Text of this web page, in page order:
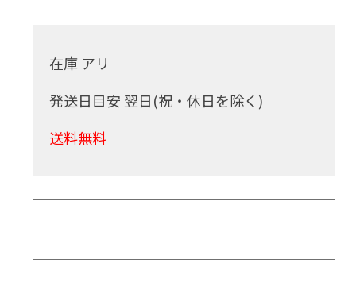
在庫 アリ
発送日目安 翌日(祝・休日を除く)
送料無料